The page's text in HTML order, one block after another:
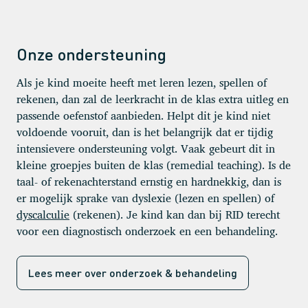
Onze ondersteuning
Als je kind moeite heeft met leren lezen, spellen of
rekenen, dan zal de leerkracht in de klas extra uitleg en
passende oefenstof aanbieden. Helpt dit je kind niet
voldoende vooruit, dan is het belangrijk dat er tijdig
intensievere ondersteuning volgt. Vaak gebeurt dit in
kleine groepjes buiten de klas (remedial teaching). Is de
taal- of rekenachterstand ernstig en hardnekkig, dan is
er mogelijk sprake van dyslexie (lezen en spellen) of
dyscalculie (rekenen). Je kind kan dan bij RID terecht
voor een diagnostisch onderzoek en een behandeling.
Lees meer over onderzoek & behandeling